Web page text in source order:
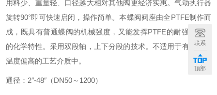
用料少、重量轻、口径越大相对其他阀更经济实惠。气动执行器
旋转90°即可快速启闭，操作简单。本蝶阀阀座由全PTFE制作而
成，既具有普通蝶阀的机械强度，又能发挥PTFE的耐强酸强碱
的化学特性。采用双段轴，上下分段的技术。不适用于有颗粒和
温度偏高的工艺介质中。
通径：2″-48″（DN50～1200）
联系
顶部